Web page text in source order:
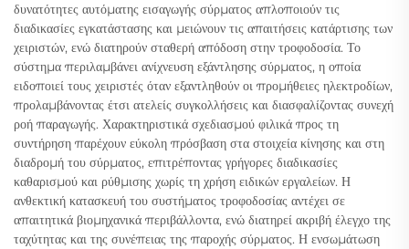
δυνατότητες αυτόματης εισαγωγής σύρματος απλοποιούν τις
διαδικασίες εγκατάστασης και μειώνουν τις απαιτήσεις κατάρτισης των
χειριστών, ενώ διατηρούν σταθερή απόδοση στην τροφοδοσία. Το
σύστημα περιλαμβάνει ανίχνευση εξάντλησης σύρματος, η οποία
ειδοποιεί τους χειριστές όταν εξαντληθούν οι προμήθειες ηλεκτροδίων,
προλαμβάνοντας έτσι ατελείς συγκολλήσεις και διασφαλίζοντας συνεχή
ροή παραγωγής. Χαρακτηριστικά σχεδιασμού φιλικά προς τη
συντήρηση παρέχουν εύκολη πρόσβαση στα στοιχεία κίνησης και στη
διαδρομή του σύρματος, επιτρέποντας γρήγορες διαδικασίες
καθαρισμού και ρύθμισης χωρίς τη χρήση ειδικών εργαλείων. Η
ανθεκτική κατασκευή του συστήματος τροφοδοσίας αντέχει σε
απαιτητικά βιομηχανικά περιβάλλοντα, ενώ διατηρεί ακριβή έλεγχο της
ταχύτητας και της συνέπειας της παροχής σύρματος. Η ενσωμάτωση